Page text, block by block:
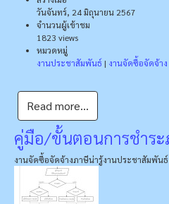
วันจันทร์, 24 มิถุนายน 2567
จำนวนผู้เข้าชม
1823 views
หมวดหมู่
งานประชาสัมพันธ์ | งานจัดซื้อจัดจ้าง
Read more...
คู่มือ/ขั้นตอนการชำร
งานจัดซื้อจัดจ้างภาษีน่ารู้งานประชาสัมพันธ์